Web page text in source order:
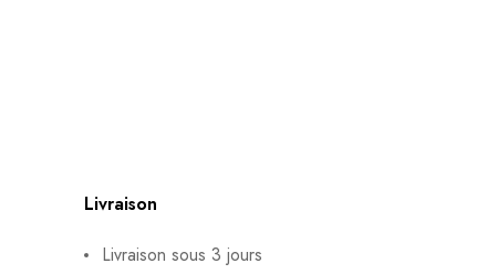
Livraison
Livraison sous 3 jours